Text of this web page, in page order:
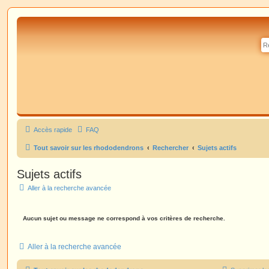
Accès rapide FAQ
Tout savoir sur les rhododendrons Rechercher Sujets actifs
Sujets actifs
Aller à la recherche avancée
Aucun sujet ou message ne correspond à vos critères de recherche.
Aller à la recherche avancée